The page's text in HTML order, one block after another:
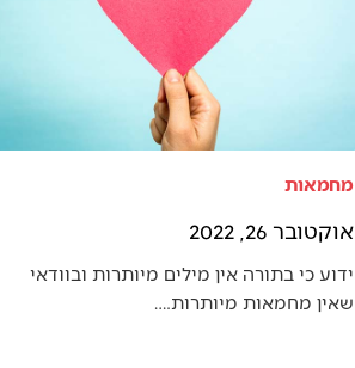
מחמאות
אוקטובר 26, 2022
ידוע כי בתורה אין מילים מיותרות ובוודאי
שאין מחמאות מיותרות.…